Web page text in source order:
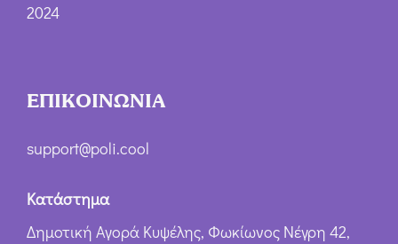
2024
ΕΠΙΚΟΙΝΩΝΙΑ
support@poli.cool
Κατάστημα
Δημοτική Αγορά Κυψέλης, Φωκίωνος Νέγρη 42,